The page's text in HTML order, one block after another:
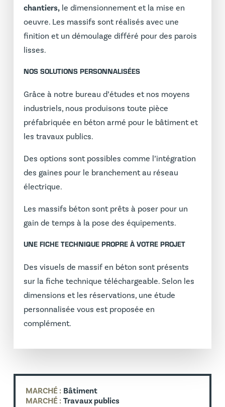
chantiers,le dimensionnement et la mise en
oeuvre. Les massifs sont réalisés avec une
finition et un démoulage différé pour des parois
lisses.
NOS SOLUTIONS PERSONNALISÉES
Grâce à notre bureau d’études et nos moyens
industriels, nous produisons toute pièce
préfabriquée en béton armé pour le bâtiment et
les travaux publics.
Des options sont possibles comme l’intégration
des gaines pour le branchement au réseau
électrique.
Les massifs béton sont prêts à poser pour un
gain de temps à la pose des équipements.
UNE FICHE TECHNIQUE PROPRE À VOTRE PROJET
Des visuels de massif en béton sont présents
sur la fiche technique téléchargeable. Selon les
dimensions et les réservations, une étude
personnalisée vous est proposée en
complément.
MARCHÉ : Bâtiment
MARCHÉ : Travaux publics